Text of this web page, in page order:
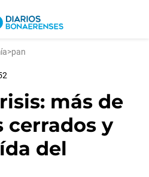
>pan
más de
cerrados y
del